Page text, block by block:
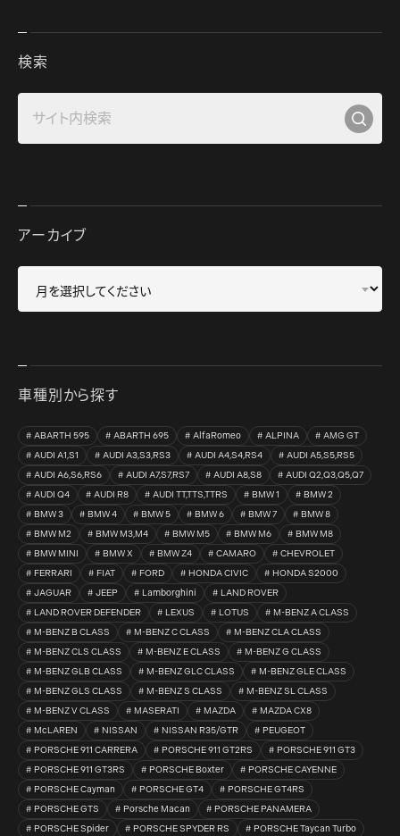
検索
アーカイブ
車種別から探す
ABARTH 595 ABARTH 695 AlfaRomeo ALPINA
AMG GT
AUDI A1,S1
AUDI A3,S3,RS3 AUDI A4,S4,RS4
AUDI A5,S5,RS5
AUDI A6,S6,RS6
AUDI A7,S7,RS7 AUDI A8,S8
AUDI Q2,Q3,Q5,Q7
AUDI Q4
AUDI R8 AUDI TT,TTS,TTRS BMW 1
BMW 2
BMW 3
BMW 4 BMW 5 BMW 6 BMW 7
BMW 8
BMW M2
BMW M3,M4 BMW M5 BMW M6
BMW M8
BMW MINI
BMW X BMW Z4 CAMARO
CHEVROLET
FERRARI
FIAT FORD HONDA CIVIC
HONDA S2000
JAGUAR
JEEP Lamborghini
LAND ROVER
LAND ROVER DEFENDER
LEXUS LOTUS
M-BENZ A CLASS
M-BENZ B CLASS
M-BENZ C CLASS
M-BENZ CLA CLASS
M-BENZ CLS CLASS
M-BENZ E CLASS
M-BENZ G CLASS
M-BENZ GLB CLASS
M-BENZ GLC CLASS
M-BENZ GLE CLASS
M-BENZ GLS CLASS
M-BENZ S CLASS
M-BENZ SL CLASS
M-BENZ V CLASS
MASERATI MAZDA
MAZDA CX8
McLAREN
NISSAN NISSAN R35/GTR
PEUGEOT
PORSCHE 911 CARRERA
PORSCHE 911 GT2RS
PORSCHE 911 GT3
PORSCHE 911 GT3RS
PORSCHE Boxter
PORSCHE CAYENNE
PORSCHE Cayman
PORSCHE GT4
PORSCHE GT4RS
PORSCHE GTS
Porsche Macan
PORSCHE PANAMERA
PORSCHE Spider
PORSCHE SPYDER RS PORSCHE Taycan Turbo